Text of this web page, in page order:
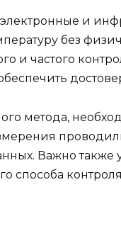
и
без
и частого
метода,
Важно также
способа контроля